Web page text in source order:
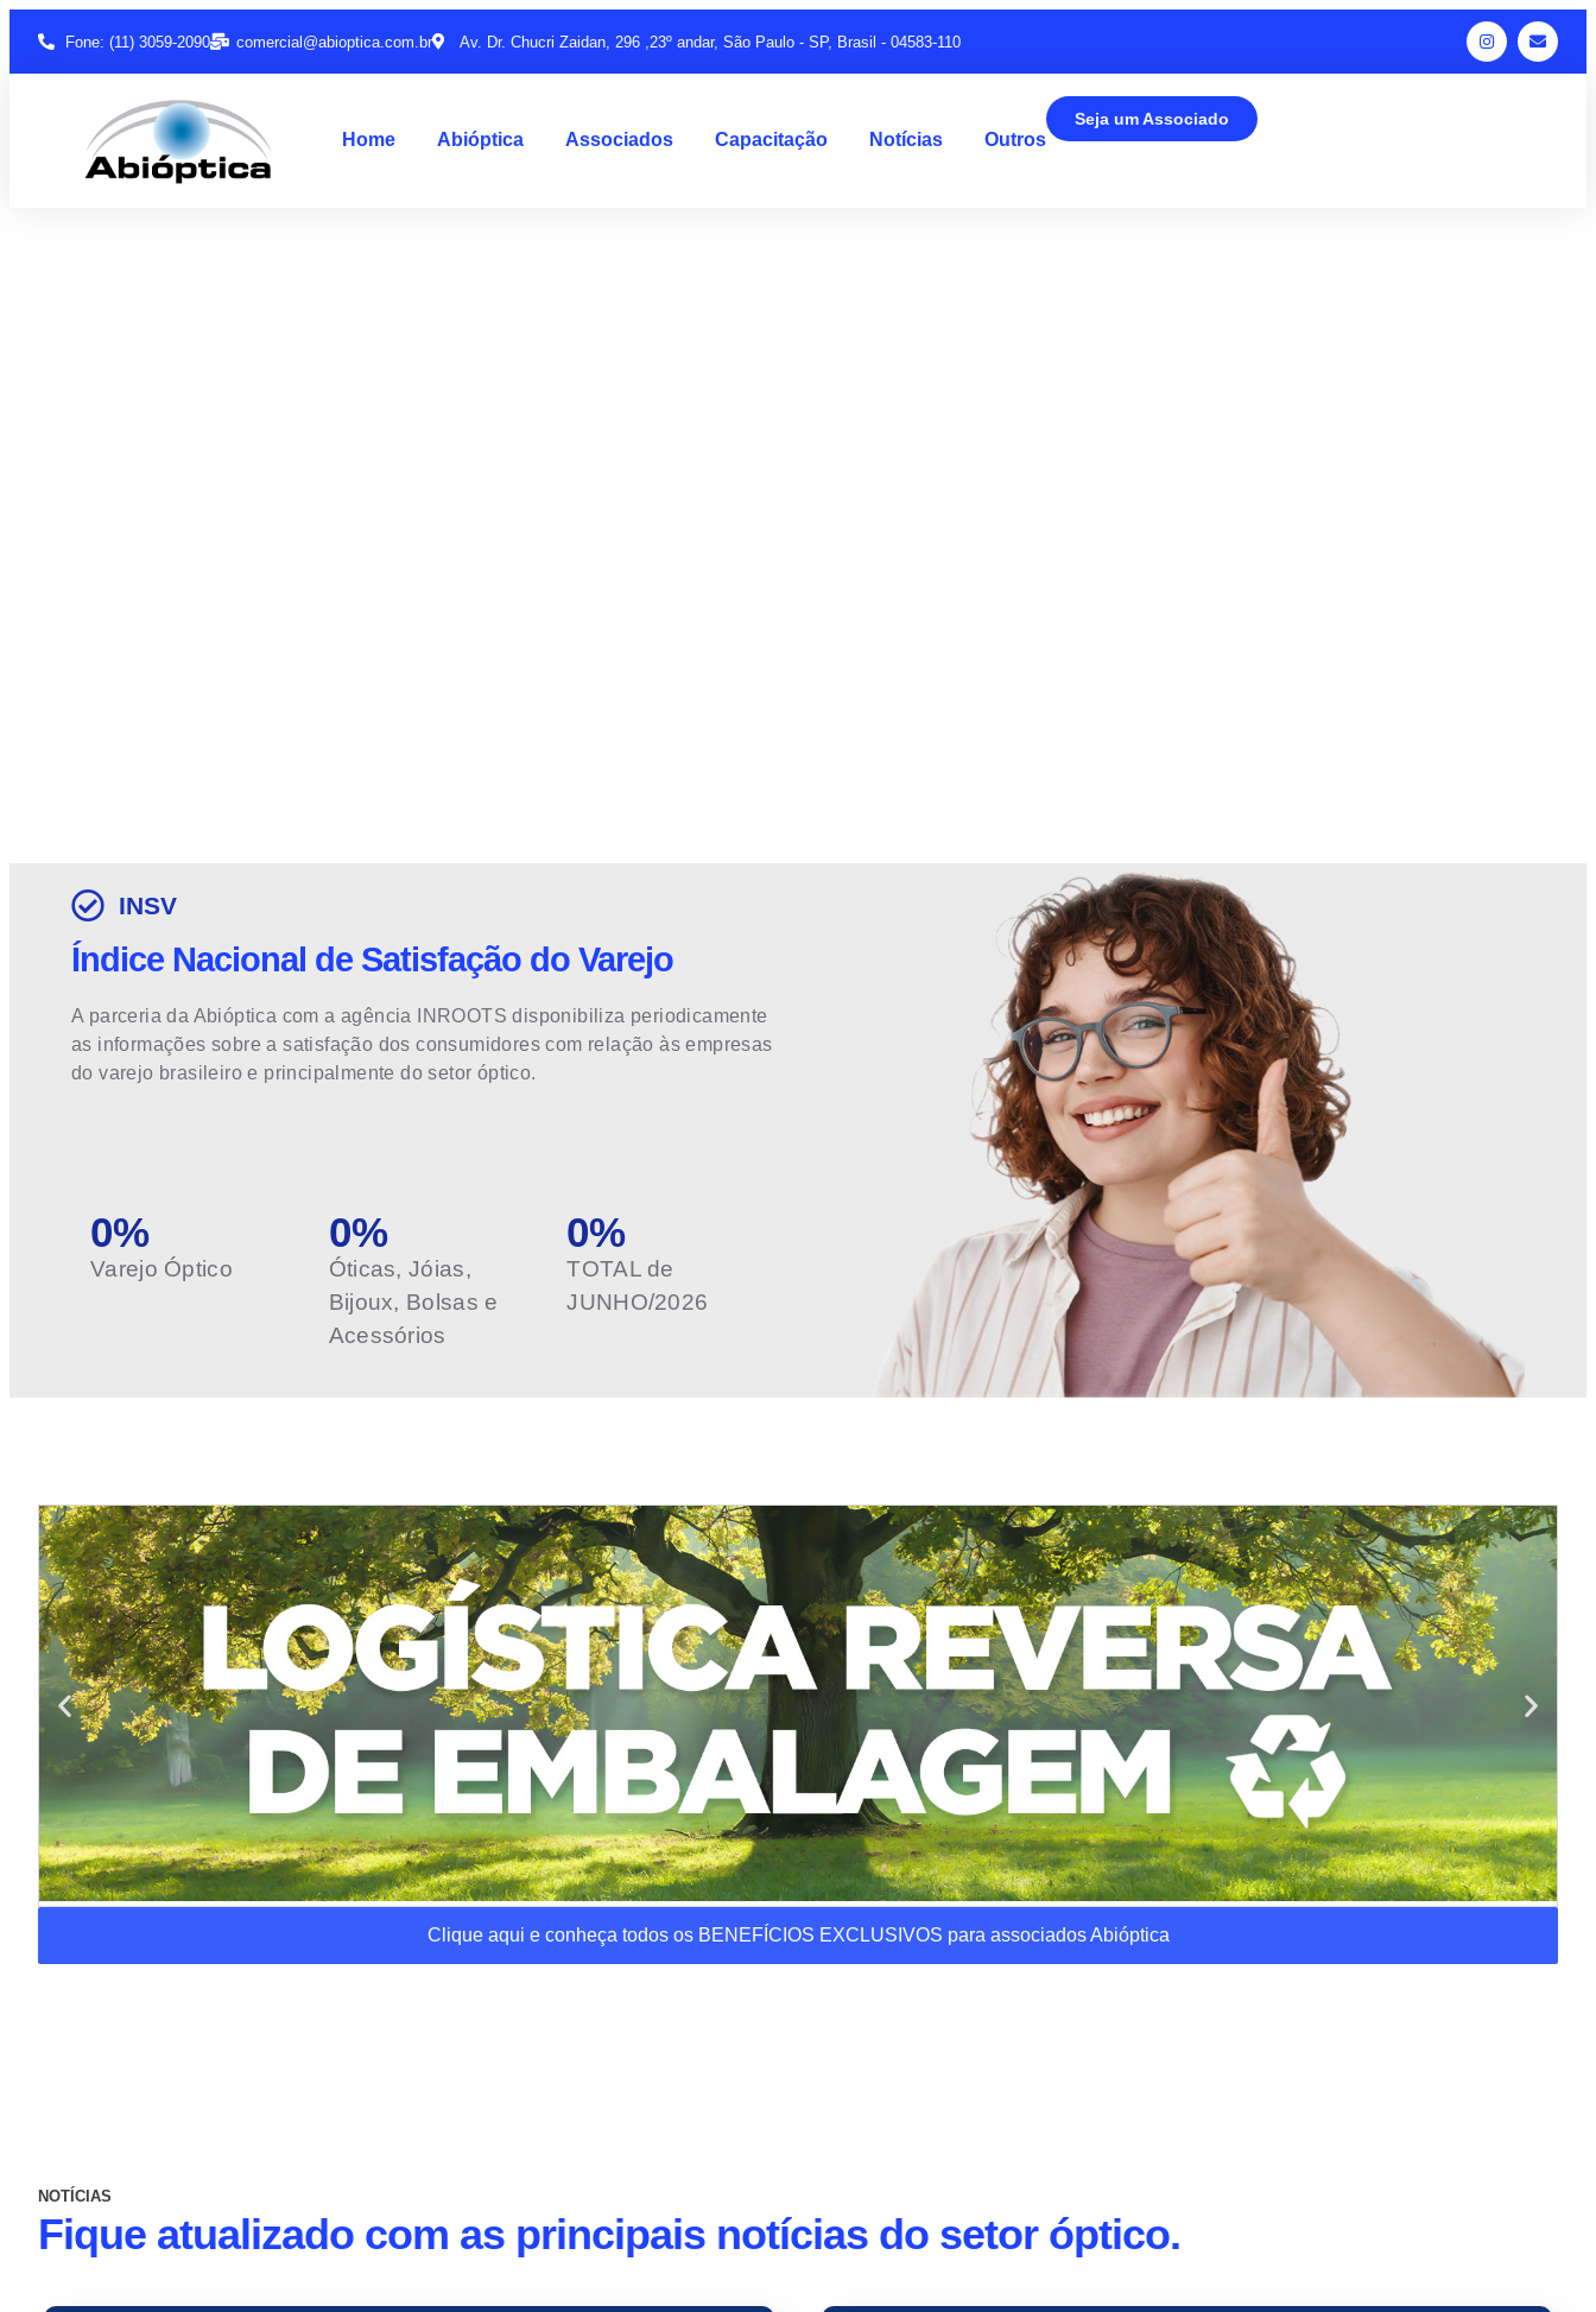
Fone: (11) 3059-2090 comercial@abioptica.com.br Av. Dr. Chucri Zaidan, 296 ,23º andar, São Paulo - SP, Brasil - 04583-110
Home Abióptica Associados Capacitação Notícias Outros
Seja um Associado
INSV
Índice Nacional de Satisfação do Varejo
A parceria da Abióptica com a agência INROOTS disponibiliza periodicamente
as informações sobre a satisfação dos consumidores com relação às empresas
do varejo brasileiro e principalmente do setor óptico.
Varejo Óptico
0%
Óticas, Jóias,
Bijoux, Bolsas e
Acessórios
0%
TOTAL de
JUNHO/2026
0%
Clique aqui e conheça todos os BENEFÍCIOS EXCLUSIVOS para associados Abióptica
NOTÍCIAS
Fique atualizado com as principais notícias do setor óptico.